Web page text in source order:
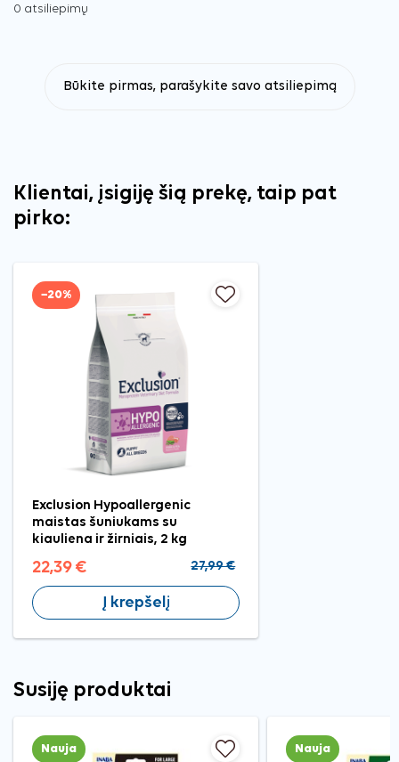
0 atsiliepimų
Būkite pirmas, parašykite savo atsiliepimą
Klientai, įsigiję šią prekę, taip pat
pirko:
−20%
Exclusion Hypoallergenic
maistas šuniukams su
kiauliena ir žirniais, 2 kg
22,39 € 27,99 €
Į krepšelį
Susiję produktai
Nauja Nauja